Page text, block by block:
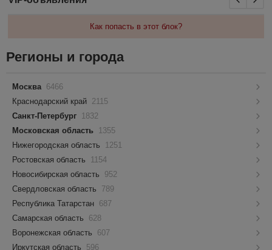
Как попасть в этот блок?
Регионы и города
Москва 6466
Краснодарский край 2115
Санкт-Петербург 1832
Московская область 1355
Нижегородская область
1251
Ростовская область
1154
Новосибирская область
952
Свердловская область
789
Республика Татарстан 687
Самарская область
628
Воронежская область
607
Иркутская область
596